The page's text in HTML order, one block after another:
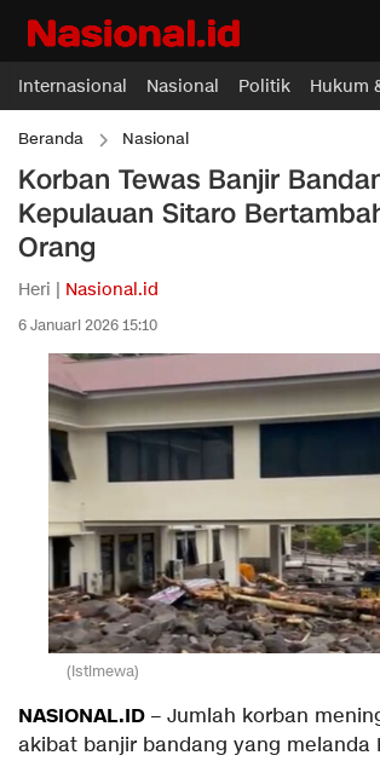
Internasional Nasional Politik Hukum
Beranda Nasional
Korban Tewas Banjir
Kepulauan Sitaro
Orang
Heri | Nasional.id
6 Januari 2026 15:10
(Istimewa)
NASIONAL.ID – Jumlah korban
akibat banjir bandang yang melanda